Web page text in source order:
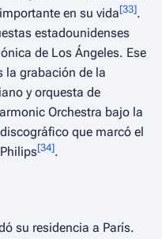
en su vida[33].
estadounidenses
de Los Ángeles. Ese
la grabación de la
y orquesta de
Orchestra bajo la
que marcó el
[34].
su residencia a París.